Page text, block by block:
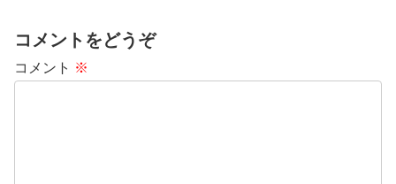
コメントをどうぞ
コメント ※